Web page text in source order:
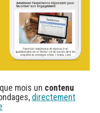
mois un contenu
directement